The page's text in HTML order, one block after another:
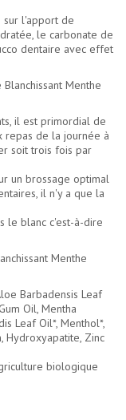
sur l'apport de
le carbonate de
dentaire avec effet
Blanchissant Menthe
il est primordial de
repas de la journée à
soit trois fois par
un brossage optimal
il n'y a que la
le blanc c'est-à-dire
Menthe
Barbadensis Leaf
Oil, Mentha
Leaf Oil*, Menthol*,
Hydroxyapatite, Zinc
biologique